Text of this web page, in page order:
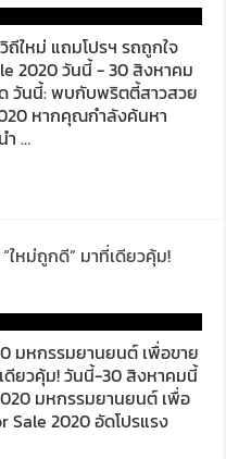
ใหม่ แถมโปรฯ รถถูกใจ
2020 วันนี้ -​ 30 สิงหาคม
ด วันนี้: พบกับพริตตี้สาวสวย
หากคุณกำลังค้นหา
ำ …
ใหม่ถูกดี” มาที่เดียวคุ้ม!
มหกรรมยานยนต์ เพื่อขาย
ดียวคุ้ม! วันนี้-30 สิงหาคมนี้
มหกรรมยานยนต์ เพื่อ
Sale 2020 อัดโปรแรง